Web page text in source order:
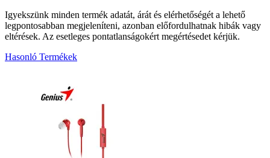
Igyekszünk minden termék adatát, árát és elérhetőségét a lehető
legpontosabban megjeleníteni, azonban előfordulhatnak hibák vagy
eltérések. Az esetleges pontatlanságokért megértésedet kérjük.
Hasonló Termékek